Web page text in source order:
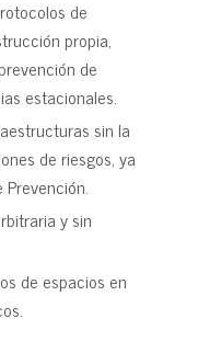
de
propia,
de
estacionales.
sin la
de riesgos, ya
y sin
de espacios en